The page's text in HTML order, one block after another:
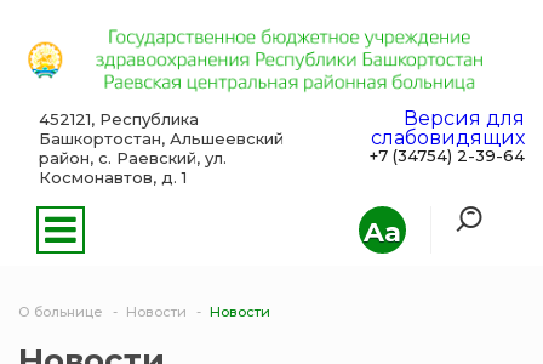
Aa
452121, Республика
Башкортостан, Альшеевский
район, с. Раевский, ул.
Космонавтов, д. 1
Версия для
слабовидящих
+7 (34754) 2-39-64
О больнице Новости Новости